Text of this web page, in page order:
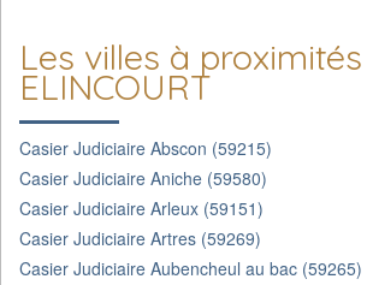
Les villes à
ELINCOURT
Casier Judiciaire Abscon (59215)
Casier Judiciaire Aniche (59580)
Casier Judiciaire Arleux (59151)
Casier Judiciaire Artres (59269)
Casier Judiciaire Aubencheul au bac (59265)